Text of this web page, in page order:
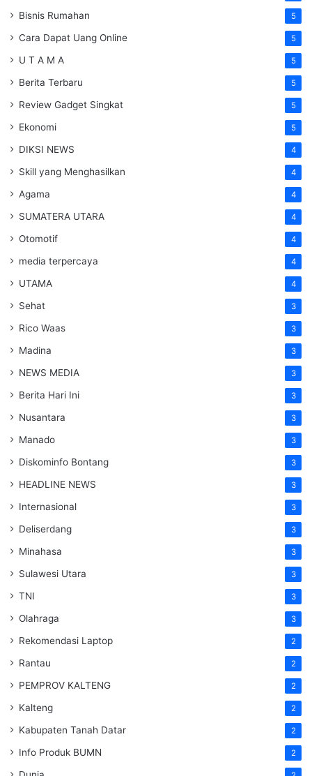
Bisnis Rumahan 5
Cara Dapat Uang Online 5
U T A M A 5
Berita Terbaru 5
Review Gadget Singkat 5
Ekonomi 5
DIKSI NEWS 4
Skill yang Menghasilkan 4
Agama 4
SUMATERA UTARA 4
Otomotif 4
media terpercaya 4
UTAMA 4
Sehat 3
Rico Waas 3
Madina 3
NEWS MEDIA 3
Berita Hari Ini 3
Nusantara 3
Manado 3
Diskominfo Bontang 3
HEADLINE NEWS 3
Internasional 3
Deliserdang 3
Minahasa 3
Sulawesi Utara 3
TNI 3
Olahraga 3
Rekomendasi Laptop 2
Rantau 2
PEMPROV KALTENG 2
Kalteng 2
Kabupaten Tanah Datar 2
Info Produk BUMN 2